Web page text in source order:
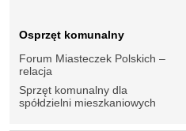
Osprzęt komunalny
Forum Miasteczek Polskich –
relacja
Sprzęt komunalny dla
spółdzielni mieszkaniowych